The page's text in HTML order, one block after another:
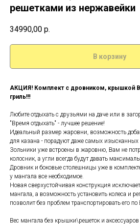
решетками из нержавейки
34990,00 р.
В корзину
АКЦИЯ! Комплект с дровником, крышкой
гриль!!!
Любите отдыхать с друзьями на даче или в
"Время отдыхать" - лучшее решение!
Идеальный размер жаровни, возможность
для казана - порадуют даже самых изысканных
Зольники уже встроены в жаровню, Вам не
колосник, а угли всегда будут давать
Дровник и боковые столешницы уже в
у мангала все необходимое.
Новая сверхустойчивая конструкция
мангала, а возможность установить колеса и
позволит без проблем транспортировать его
Вес мангала без крышки\решеток и аксессуаров